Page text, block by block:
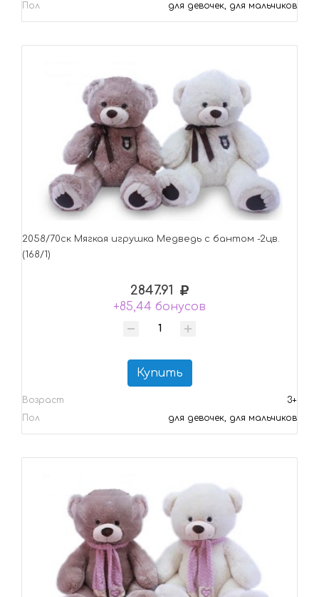
Пол
для девочек, для мальчиков
2058/70ск Mягкая игрушка Медведь с бантом -2цв.
(168/1)
2847.91
+85,44 бонусов
Купить
Возраст
3+
Пол
для девочек, для мальчиков